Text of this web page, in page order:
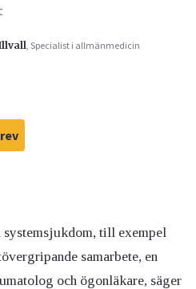
, Specialist i allmänmedicin
systemsjukdom, till exempel
samarbete, en
och ögonläkare, säger